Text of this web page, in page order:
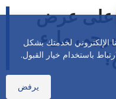
الإلكتروني لخدمتك بشكل
باستخدام خيار القبول.
يرفض
على عرض
يرجى ملء